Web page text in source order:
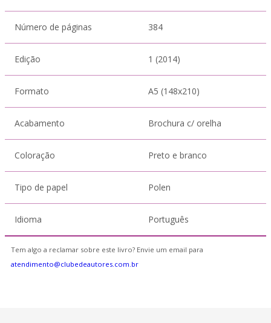
Número de páginas 384
Edição 1 (2014)
Formato A5 (148x210)
Acabamento Brochura c/ orelha
Coloração Preto e branco
Tipo de papel Polen
Idioma Português
Tem algo a reclamar sobre este livro? Envie um email para
atendimento@clubedeautores.com.br